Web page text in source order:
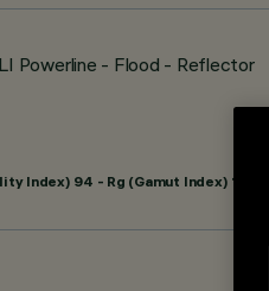
Powerline - Flood - Reflector
Index) 94 - Rg (Gamut Index) 101